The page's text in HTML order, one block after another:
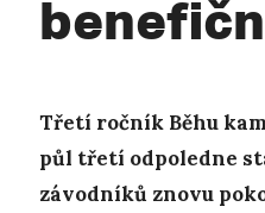
Třetí ročník Běhu
půl třetí odpoledne
závodníků znovu